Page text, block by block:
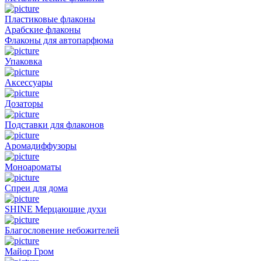
Пластиковые флаконы
Арабские флаконы
Флаконы для автопарфюма
Упаковка
Аксессуары
Дозаторы
Подставки для флаконов
Аромадиффузоры
Моноароматы
Спреи для дома
SHINE Мерцающие духи
Благословение небожителей
Майор Гром